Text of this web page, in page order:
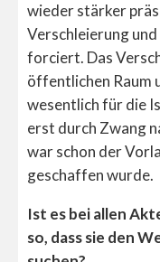
wieder stärker
Verschleierung
forciert. Das
öffentlichen Raum
wesentlich für die
erst durch Zwang
war schon der
geschaffen wurde.
Ist es bei allen
so, dass sie den